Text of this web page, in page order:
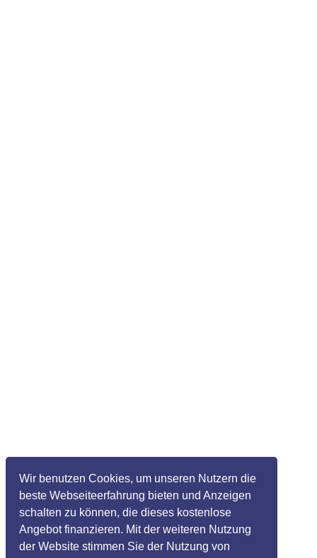
Wir benutzen Cookies, um unseren Nutzern die
beste Webseiteerfahrung bieten und Anzeigen
schalten zu können, die dieses kostenlose
Angebot finanzieren. Mit der weiteren Nutzung
der Website stimmen Sie der Nutzung von